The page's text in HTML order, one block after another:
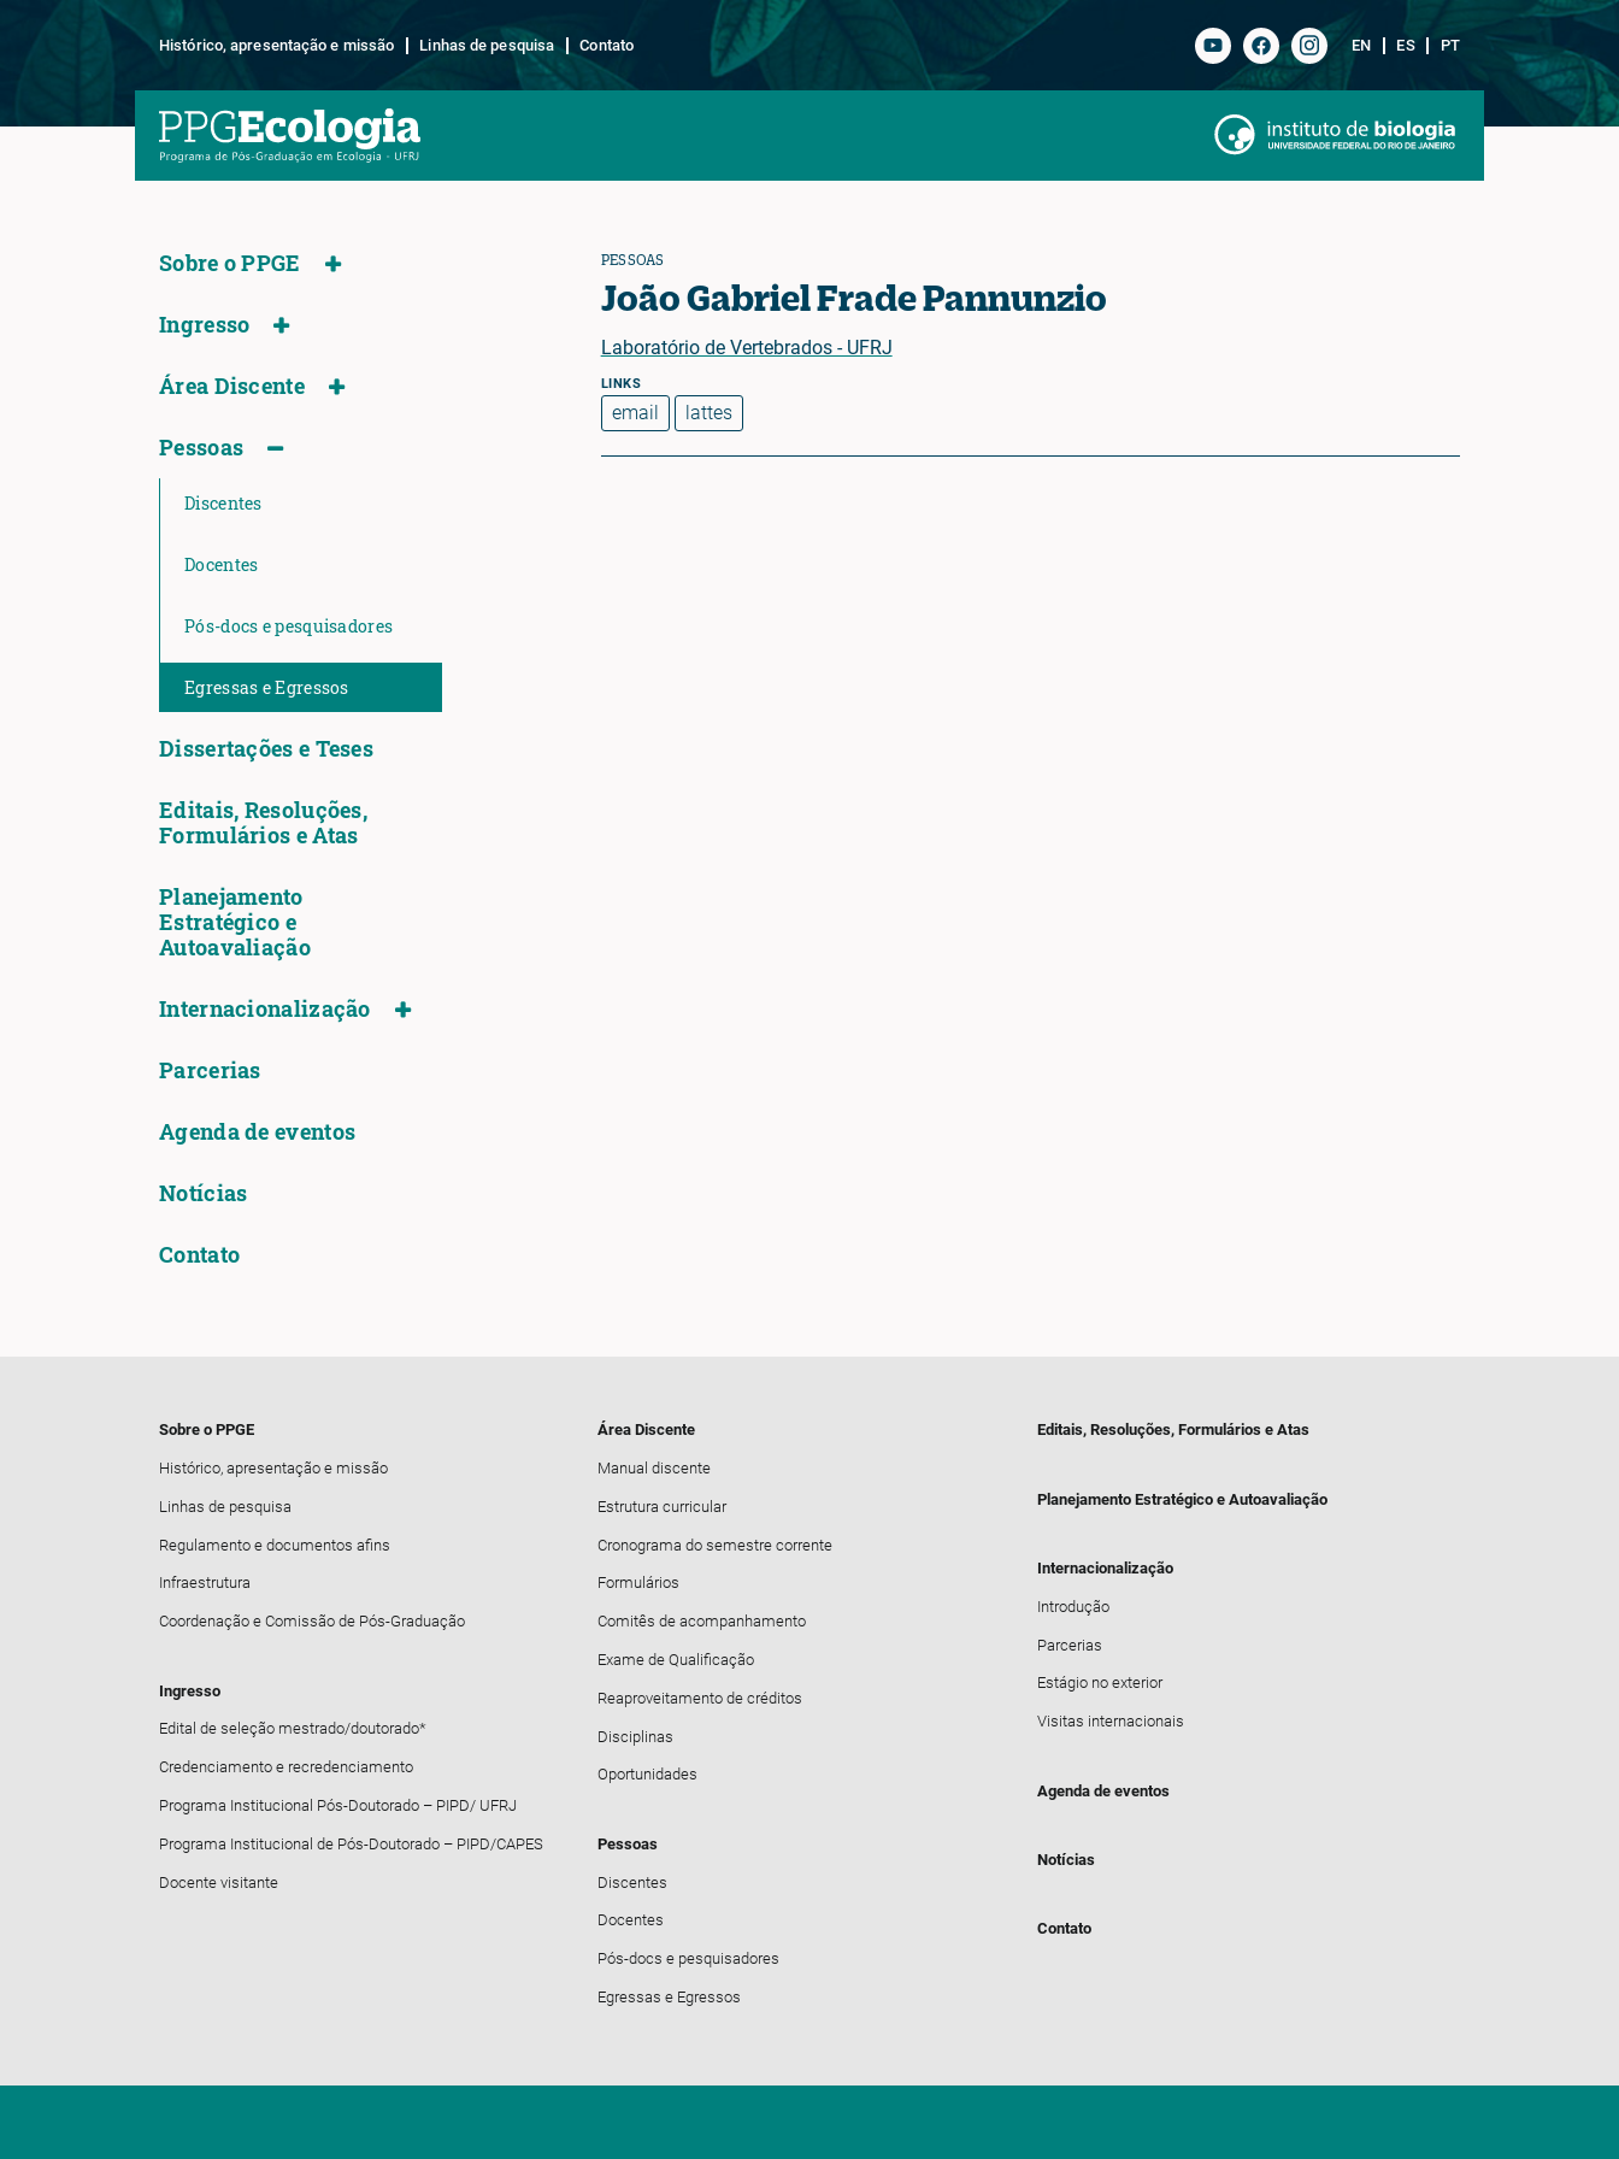
Histórico, apresentação e missão Linhas de pesquisa Contato EN ES PT
Sobre o PPGE
Ingresso
Área Discente
Pessoas
Discentes
Docentes
Pós-docs e pesquisadores
Egressas e Egressos
Dissertações e Teses
Editais, Resoluções,
Formulários e Atas
Planejamento
Estratégico e
Autoavaliação
Internacionalização
Parcerias
Agenda de eventos
Notícias
Contato
PESSOAS
João Gabriel Frade Pannunzio
Laboratório de Vertebrados - UFRJ
email lattes
Sobre o PPGE
Histórico, apresentação e missão
Linhas de pesquisa
Regulamento e documentos afins
Infraestrutura
Coordenação e Comissão de Pós-Graduação
Ingresso
Edital de seleção mestrado/doutorado*
Credenciamento e recredenciamento
Programa Institucional Pós-Doutorado – PIPD/ UFRJ
Programa Institucional de Pós-Doutorado – PIPD/CAPES
Docente visitante
Área Discente
Manual discente
Estrutura curricular
Cronograma do semestre corrente
Formulários
Comitês de acompanhamento
Exame de Qualificação
Reaproveitamento de créditos
Disciplinas
Oportunidades
Pessoas
Discentes
Docentes
Pós-docs e pesquisadores
Egressas e Egressos
Editais, Resoluções, Formulários e Atas
Planejamento Estratégico e Autoavaliação
Internacionalização
Introdução
Parcerias
Estágio no exterior
Visitas internacionais
Agenda de eventos
Notícias
Contato